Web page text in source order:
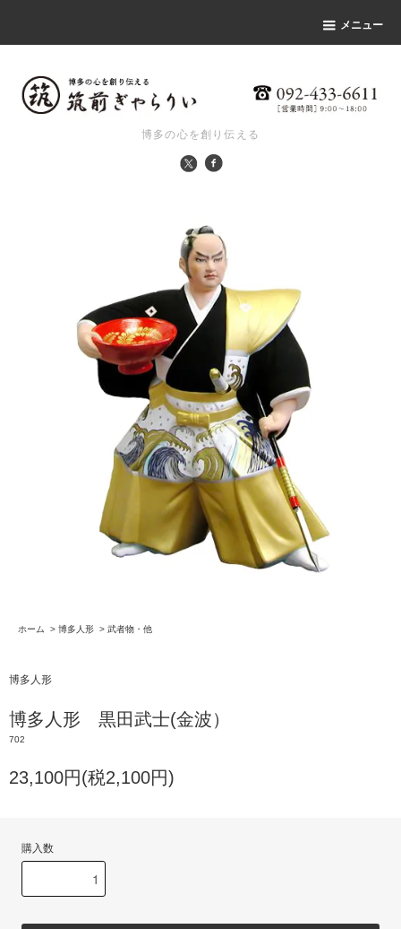
メニュー
博多の心を創り伝える
ホーム > 博多人形 > 武者物・他
博多人形
博多人形 黒田武士(金波）
702
23,100円(税2,100円)
購入数